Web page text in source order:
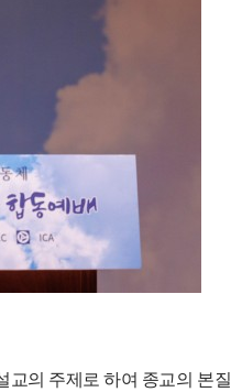
교의 주제로 하여 종교의 본